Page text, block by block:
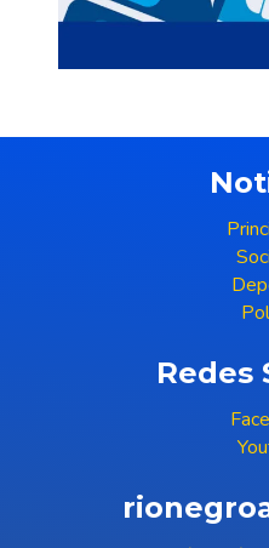
Redes